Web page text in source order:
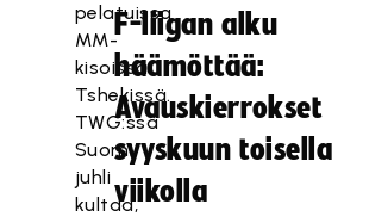
pelatuissa
MM-
kisoissa
Tshekissä.
TWG:ssä
Suomi
juhli
kultaa,
F-liigan alku
häämöttää:
Avauskierrokset
syyskuun toisella
viikolla